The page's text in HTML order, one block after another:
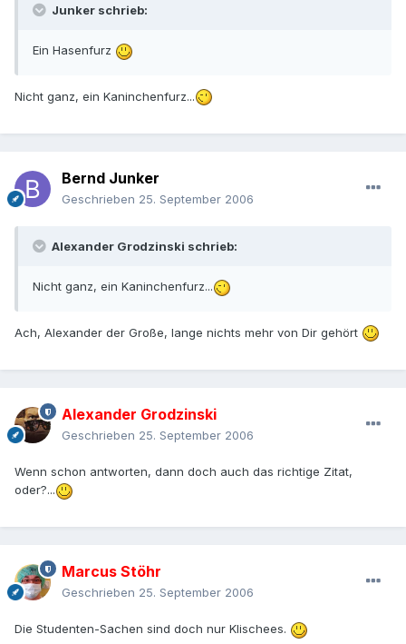
Junker schrieb:
Ein Hasenfurz
Nicht ganz, ein Kaninchenfurz...
Bernd Junker
Geschrieben 25. September 2006
Alexander Grodzinski schrieb:
Nicht ganz, ein Kaninchenfurz...
Ach, Alexander der Große, lange nichts mehr von Dir gehört
Alexander Grodzinski
Geschrieben 25. September 2006
Wenn schon antworten, dann doch auch das richtige Zitat,
oder?...
Marcus Stöhr
Geschrieben 25. September 2006
Die Studenten-Sachen sind doch nur Klischees.